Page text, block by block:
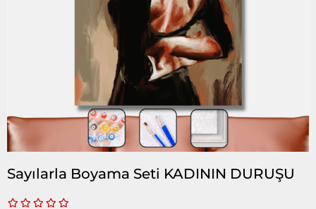
Sayılarla Boyama Seti KADININ DURUŞU